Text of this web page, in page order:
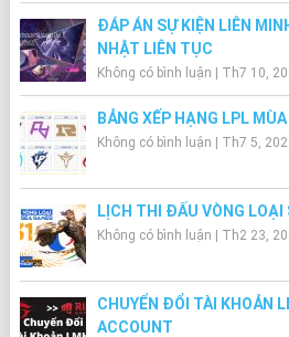
ĐÁP ÁN SỰ KIỆN LIÊN
NHẬT LIÊN TỤC
Không có bình luận | Th7 10,
BẢNG XẾP HẠNG LPL
Không có bình luận | Th7 5,
LỊCH THI ĐẤU VÒNG LOẠI
Không có bình luận | Th2 23,
CHUYỂN ĐỔI TÀI KHOẢN
ACCOUNT